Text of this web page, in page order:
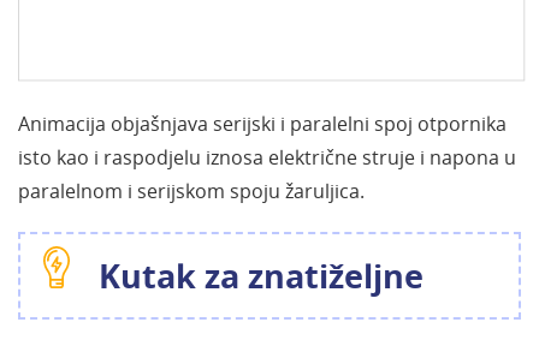
Animacija objašnjava serijski i paralelni spoj otpornika
isto kao i raspodjelu iznosa električne struje i napona u
paralelnom i serijskom spoju žaruljica.
Kutak za znatiželjne